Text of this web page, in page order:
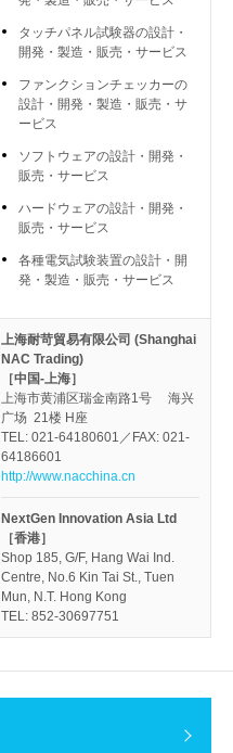
タッチパネル試験器の設計・
開発・製造・販売・サービス
ファンクションチェッカーの
設計・開発・製造・販売・サ
ービス
ソフトウェアの設計・開発・
販売・サービス
ハードウェアの設計・開発・
販売・サービス
各種電気試験装置の設計・開
発・製造・販売・サービス
上海耐苛貿易有限公司 (Shanghai
NAC Trading)
［中国-上海］
上海市黄浦区瑞金南路1号 海兴
广场 21楼 H座
TEL: 021-64180601／FAX: 021-
64186601
http://www.nacchina.cn
NextGen Innovation Asia Ltd
［香港］
Shop 185, G/F, Hang Wai Ind.
Centre, No.6 Kin Tai St., Tuen
Mun, N.T. Hong Kong
TEL: 852-30697751